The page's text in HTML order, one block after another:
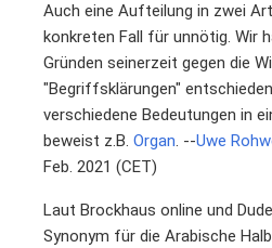
Auch eine Aufteilung in zwei
konkreten Fall für unnötig. Wir
Gründen seinerzeit gegen die
"Begriffsklärungen"
verschiedene Bedeutungen in
beweist z.B. Organ. --Uwe
Feb. 2021 (CET)
Laut Brockhaus online und
Synonym für die Arabische